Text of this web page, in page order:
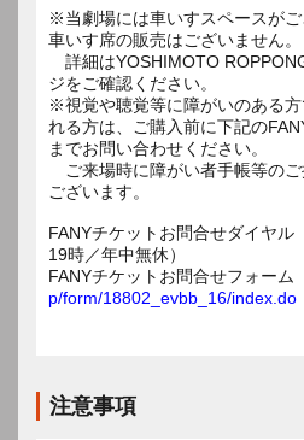
※当劇場には車いすスペースがご
車いす席の販売はございません。
詳細はYOSHIMOTO
ジをご確認ください。
※視覚や聴覚等に障がいのある
れる方は、ご購入前に下記の
までお問い合わせください。
ご来場時に障がい者手帳等の
ございます。
FANYチケットお問合せダイヤ
19時／年中無休）
FANYチケットお問合せフォーム
p/form/18802_evbb_16/index.do
注意事項